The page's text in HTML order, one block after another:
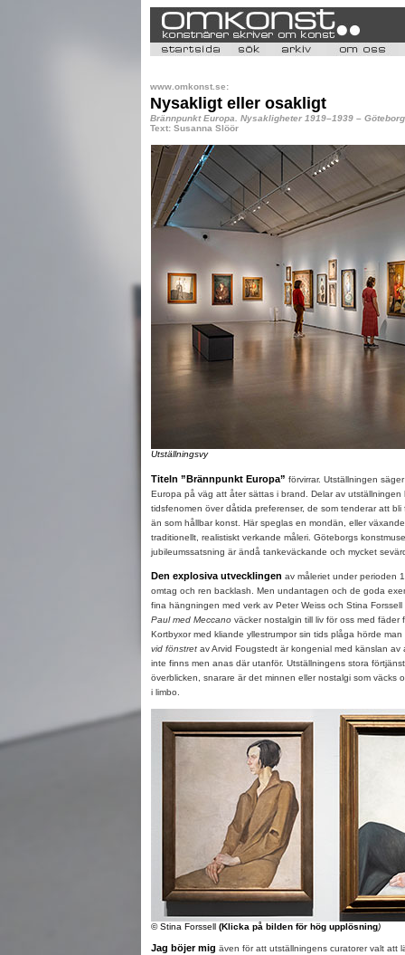
www.omkonst.se:
Nysakligt eller osakligt
Brännpunkt Europa. Nysakligheter 1919–1939 –
Text: Susanna Slöör
Utställningsvy
Titeln ”Brännpunkt Europa” förvirrar. Utställningen
Europa på väg att åter sättas i brand. Delar av utställningen
tidsfenomen över dåtida preferenser, de som tenderar att bli
än som hållbar konst. Här speglas en mondän, eller
traditionellt, realistiskt verkande måleri. Göteborgs
jubileumssatsning är ändå tankeväckande och mycket
Den explosiva utvecklingen av måleriet under perioden
omtag och ren backlash. Men undantagen och de goda
fina hängningen med verk av Peter Weiss och Stina Forssell
Paul med Meccanoväcker nostalgin till liv för oss med fäder
Kortbyxor med kliande yllestrumpor sin tids plåga hörde
vid fönstretav Arvid Fougstedt är kongenial med känslan av
inte finns men anas där utanför. Utställningens stora
överblicken, snarare är det minnen eller nostalgi som väcks
i limbo.
© Stina Forssell (Klicka på bilden för hög upplösning)
Jag böjer mig även för att utställningens curatorer valt att